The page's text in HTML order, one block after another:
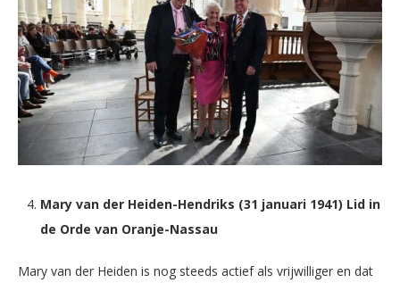
Mary van der Heiden-Hendriks (31 januari 1941) Lid in
de Orde van Oranje-Nassau
Mary van der Heiden is nog steeds actief als vrijwilliger en dat